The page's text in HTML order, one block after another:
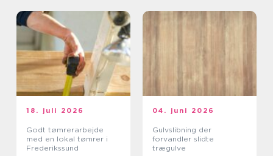
18. juli 2026
Godt tømrerarbejde
med en lokal tømrer i
Frederikssund
04. juni 2026
Gulvslibning der
forvandler slidte
trægulve